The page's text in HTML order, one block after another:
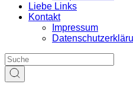
Liebe Links
Kontakt
Impressum